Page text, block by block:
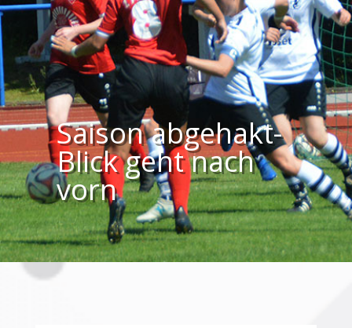
Saison abgehakt-
Blick geht nach
vorn